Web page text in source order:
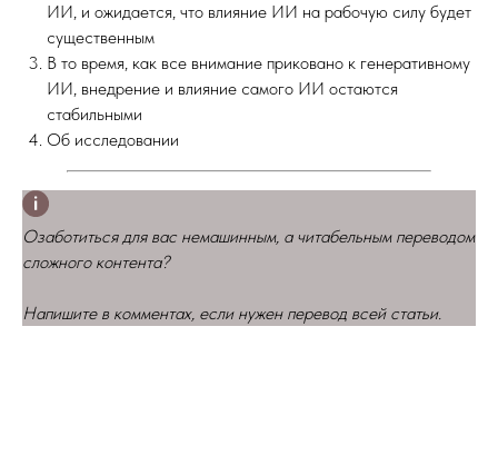
ИИ, и ожидается, что влияние ИИ на рабочую силу будет
существенным
В то время, как все внимание приковано к генеративному
ИИ, внедрение и влияние самого ИИ остаются
стабильными
Об исследовании
Озаботиться для вас немашинным, а читабельным переводом
сложного контента?
Напишите в комментах, если нужен перевод всей статьи.